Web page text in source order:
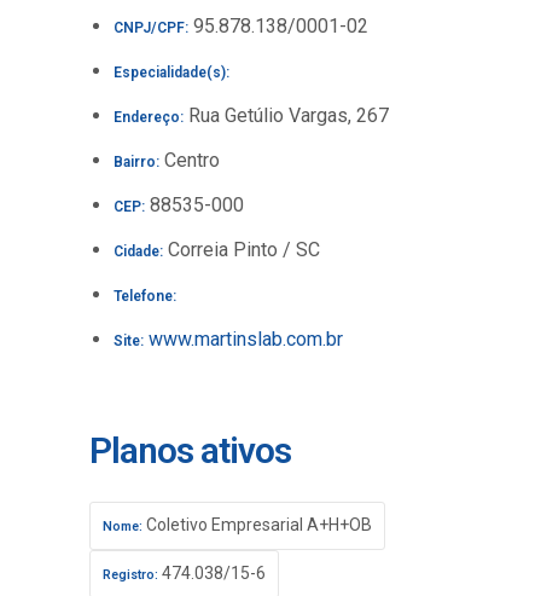
CNPJ/CPF: 95.878.138/0001-02
Especialidade(s):
Endereço: Rua Getúlio Vargas, 267
Bairro: Centro
CEP: 88535-000
Cidade: Correia Pinto / SC
Telefone:
Site: www.martinslab.com.br
Planos ativos
Nome: Coletivo Empresarial A+H+OB
Registro: 474.038/15-6